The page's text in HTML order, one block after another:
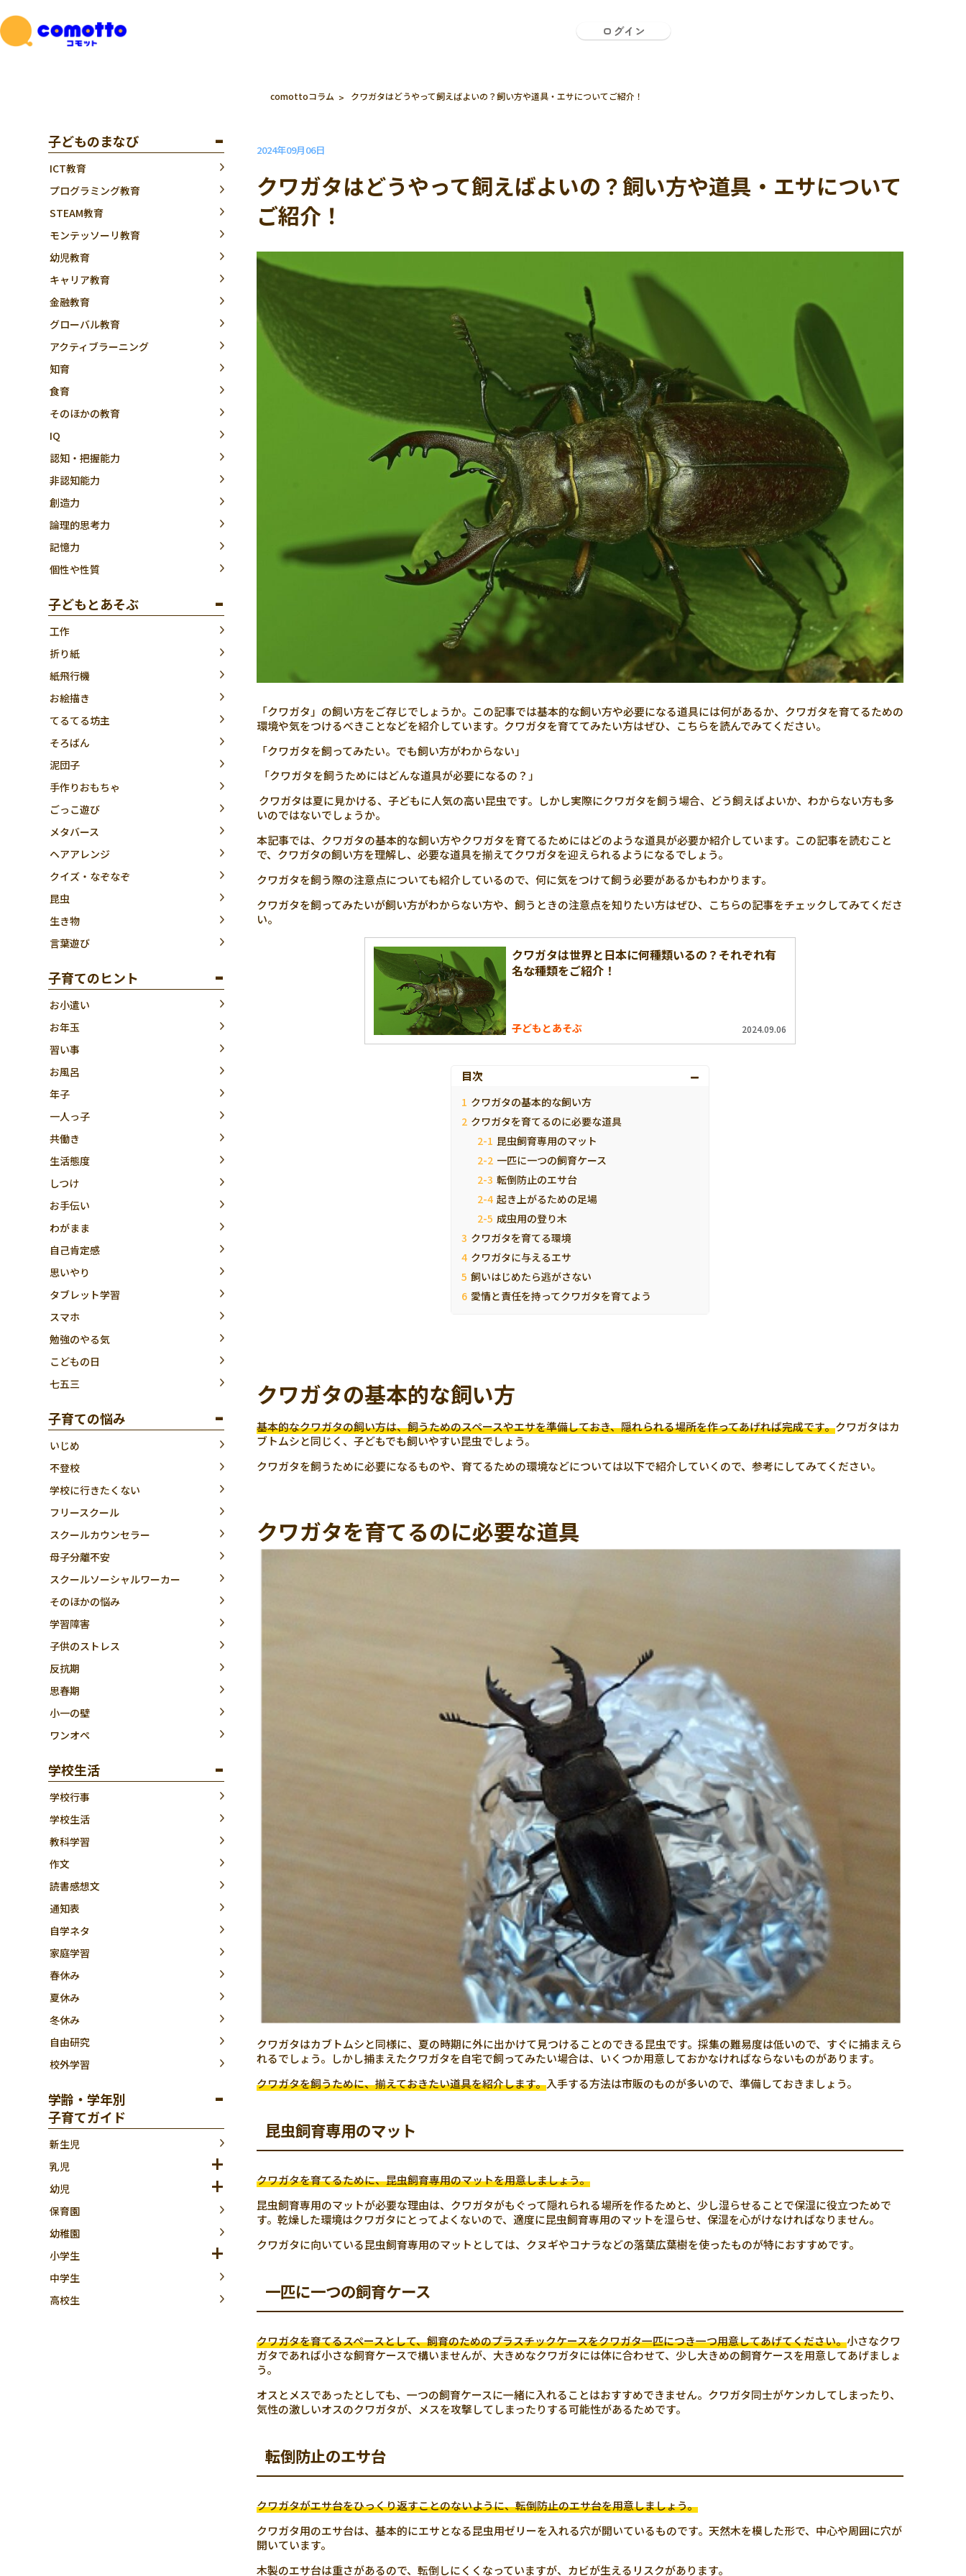
子どものまなび
ICT教育
プログラミング教育
STEAM教育
モンテッソーリ教育
幼児教育
キャリア教育
金融教育
グローバル教育
アクティブラーニング
知育
食育
そのほかの教育
IQ
認知・把握能力
非認知能力
創造力
論理的思考力
記憶力
個性や性質
子どもとあそぶ
工作
折り紙
紙飛行機
お絵描き
てるてる坊主
そろばん
泥団子
手作りおもちゃ
ごっこ遊び
メタバース
ヘアアレンジ
クイズ・なぞなぞ
昆虫
生き物
言葉遊び
子育てのヒント
お小遣い
お年玉
習い事
お風呂
年子
一人っ子
共働き
生活態度
しつけ
お手伝い
わがまま
自己肯定感
思いやり
タブレット学習
スマホ
勉強のやる気
こどもの日
七五三
子育ての悩み
いじめ
不登校
学校に行きたくない
フリースクール
スクールカウンセラー
母子分離不安
スクールソーシャルワーカー
そのほかの悩み
学習障害
子供のストレス
反抗期
思春期
小一の壁
ワンオペ
学校生活
学校行事
学校生活
教科学習
作文
読書感想文
通知表
自学ネタ
家庭学習
春休み
夏休み
冬休み
自由研究
校外学習
学齢・学年別
子育てガイド
新生児
乳児
幼児
保育園
幼稚園
小学生
中学生
高校生
ログイン
comottoコラム クワガタはどうやって飼えばよいの？飼い方や道具・エサについてご紹介！
2024年09月06日
クワガタはどうやって飼えばよいの？飼い方や道具・エサについて
ご紹介！
「クワガタ」の飼い方をご存じでしょうか。この記事では基本的な飼い方や必要になる道具には何があるか、クワガタを育てるための
環境や気をつけるべきことなどを紹介しています。クワガタを育ててみたい方はぜひ、こちらを読んでみてください。
「クワガタを飼ってみたい。でも飼い方がわからない」
「クワガタを飼うためにはどんな道具が必要になるの？」
クワガタは夏に見かける、子どもに人気の高い昆虫です。しかし実際にクワガタを飼う場合、どう飼えばよいか、わからない方も多
いのではないでしょうか。
本記事では、クワガタの基本的な飼い方やクワガタを育てるためにはどのような道具が必要か紹介しています。この記事を読むこと
で、クワガタの飼い方を理解し、必要な道具を揃えてクワガタを迎えられるようになるでしょう。
クワガタを飼う際の注意点についても紹介しているので、何に気をつけて飼う必要があるかもわかります。
クワガタを飼ってみたいが飼い方がわからない方や、飼うときの注意点を知りたい方はぜひ、こちらの記事をチェックしてみてくださ
い。
クワガタは世界と日本に何種類いるの？それぞれ有
名な種類をご紹介！
子どもとあそぶ 2024.09.06
目次
クワガタの基本的な飼い方
クワガタを育てるのに必要な道具
昆虫飼育専用のマット
一匹に一つの飼育ケース
転倒防止のエサ台
起き上がるための足場
成虫用の登り木
クワガタを育てる環境
クワガタに与えるエサ
飼いはじめたら逃がさない
愛情と責任を持ってクワガタを育てよう
クワガタの基本的な飼い方
基本的なクワガタの飼い方は、飼うためのスペースやエサを準備しておき、隠れられる場所を作ってあげれば完成です。クワガタはカ
ブトムシと同じく、子どもでも飼いやすい昆虫でしょう。
クワガタを飼うために必要になるものや、育てるための環境などについては以下で紹介していくので、参考にしてみてください。
クワガタを育てるのに必要な道具
クワガタはカブトムシと同様に、夏の時期に外に出かけて見つけることのできる昆虫です。採集の難易度は低いので、すぐに捕まえら
れるでしょう。しかし捕まえたクワガタを自宅で飼ってみたい場合は、いくつか用意しておかなければならないものがあります。
クワガタを飼うために、揃えておきたい道具を紹介します。入手する方法は市販のものが多いので、準備しておきましょう。
昆虫飼育専用のマット
クワガタを育てるために、昆虫飼育専用のマットを用意しましょう。
昆虫飼育専用のマットが必要な理由は、クワガタがもぐって隠れられる場所を作るためと、少し湿らせることで保湿に役立つためで
す。乾燥した環境はクワガタにとってよくないので、適度に昆虫飼育専用のマットを湿らせ、保湿を心がけなければなりません。
クワガタに向いている昆虫飼育専用のマットとしては、クヌギやコナラなどの落葉広葉樹を使ったものが特におすすめです。
一匹に一つの飼育ケース
クワガタを育てるスペースとして、飼育のためのプラスチックケースをクワガタ一匹につき一つ用意してあげてください。小さなクワ
ガタであれば小さな飼育ケースで構いませんが、大きめなクワガタには体に合わせて、少し大きめの飼育ケースを用意してあげましょ
う。
オスとメスであったとしても、一つの飼育ケースに一緒に入れることはおすすめできません。クワガタ同士がケンカしてしまったり、
気性の激しいオスのクワガタが、メスを攻撃してしまったりする可能性があるためです。
転倒防止のエサ台
クワガタがエサ台をひっくり返すことのないように、転倒防止のエサ台を用意しましょう。
クワガタ用のエサ台は、基本的にエサとなる昆虫用ゼリーを入れる穴が開いているものです。天然木を模した形で、中心や周囲に穴が
開いています。
木製のエサ台は重さがあるので、転倒しにくくなっていますが、カビが生えるリスクがあります。